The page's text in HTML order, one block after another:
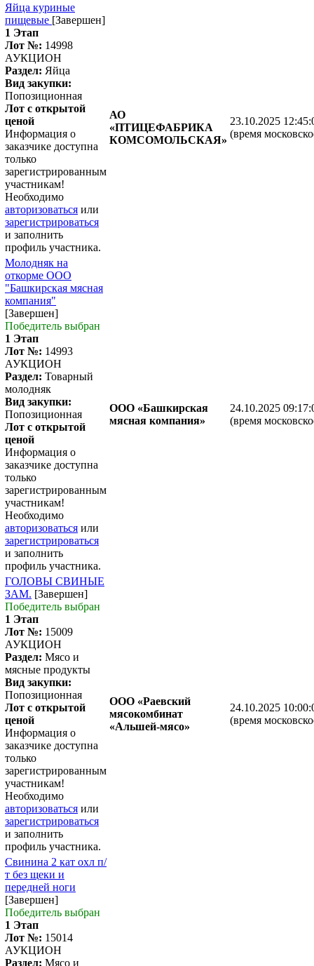
Яйца куриные
пищевые [Завершен]
1 Этап
Лот №: 14998
АУКЦИОН
Раздел: Яйца
Вид закупки:
Попозиционная
Лот с открытой
ценой
Информация о
заказчике доступна
только
зарегистрированным
участникам!
Необходимо
авторизоваться или
зарегистрироваться
и заполнить
профиль участника.
АО
«ПТИЦЕФАБРИКА
КОМСОМОЛЬСКАЯ»
23.10.2025
(время
Молодняк на
откорме ООО
"Башкирская мясная
компания"
[Завершен]
Победитель выбран
1 Этап
Лот №: 14993
АУКЦИОН
Раздел: Товарный
молодняк
Вид закупки:
Попозиционная
Лот с открытой
ценой
Информация о
заказчике доступна
только
зарегистрированным
участникам!
Необходимо
авторизоваться или
зарегистрироваться
и заполнить
профиль участника.
ООО «Башкирская
мясная компания»
24.10.2025
(время
ГОЛОВЫ СВИНЫЕ
ЗАМ. [Завершен]
Победитель выбран
1 Этап
Лот №: 15009
АУКЦИОН
Раздел: Мясо и
мясные продукты
Вид закупки:
Попозиционная
Лот с открытой
ценой
Информация о
заказчике доступна
только
зарегистрированным
участникам!
Необходимо
авторизоваться или
зарегистрироваться
и заполнить
профиль участника.
ООО «Раевский
мясокомбинат
«Альшей-мясо»
24.10.2025
(время
Свинина 2 кат охл п/
т без щеки и
передней ноги
[Завершен]
Победитель выбран
1 Этап
Лот №: 15014
АУКЦИОН
Раздел: Мясо и